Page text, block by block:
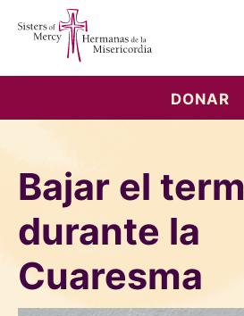
DONAR
Bajar el
durante la
Cuaresma